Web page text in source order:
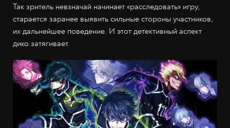
Так зритель невзначай начинает «расследовать» игру,
старается заранее выявить сильные стороны участников,
их дальнейшее поведение. И этот детективный аспект
дико затягивает.